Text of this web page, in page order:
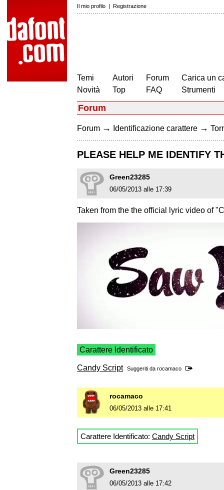
Il mio profilo | Registrazione
Temi
Novità
Autori
Top
Forum
FAQ
Carica un
Strumenti
Forum
Forum → Identificazione carattere →
PLEASE HELP ME IDENTIFY
Green23285
06/05/2013 alle 17:39
Taken from the the official lyric video of
Carattere Identificato
Candy Script Suggeriti da rocamaco
rocamaco
06/05/2013 alle 17:41
Carattere Identificato: Candy Script
Green23285
06/05/2013 alle 17:42